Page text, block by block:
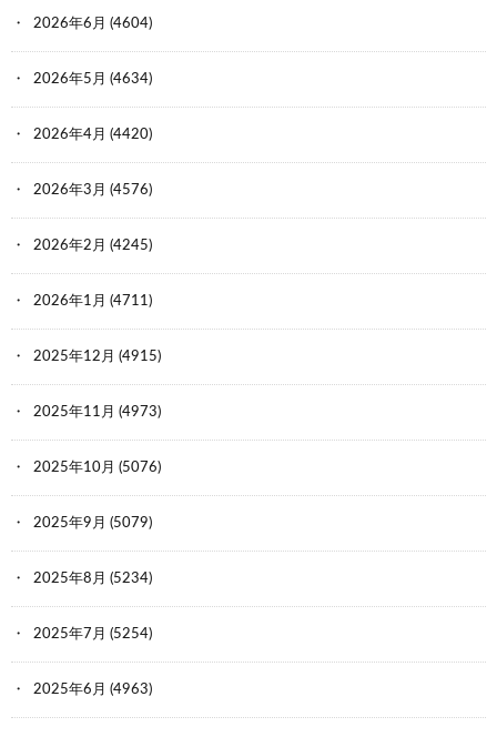
2026年6月 (4604)
2026年5月 (4634)
2026年4月 (4420)
2026年3月 (4576)
2026年2月 (4245)
2026年1月 (4711)
2025年12月 (4915)
2025年11月 (4973)
2025年10月 (5076)
2025年9月 (5079)
2025年8月 (5234)
2025年7月 (5254)
2025年6月 (4963)